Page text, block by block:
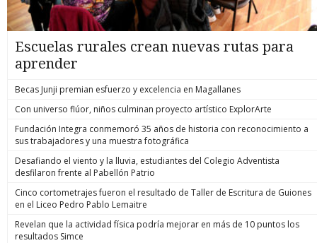
Escuelas rurales crean nuevas rutas para
aprender
Becas Junji premian esfuerzo y excelencia en Magallanes
Con universo flúor, niños culminan proyecto artístico ExplorArte
Fundación Integra conmemoró 35 años de historia con reconocimiento a
sus trabajadores y una muestra fotográfica
Desafiando el viento y la lluvia, estudiantes del Colegio Adventista
desfilaron frente al Pabellón Patrio
Cinco cortometrajes fueron el resultado de Taller de Escritura de Guiones
en el Liceo Pedro Pablo Lemaitre
Revelan que la actividad física podría mejorar en más de 10 puntos los
resultados Simce